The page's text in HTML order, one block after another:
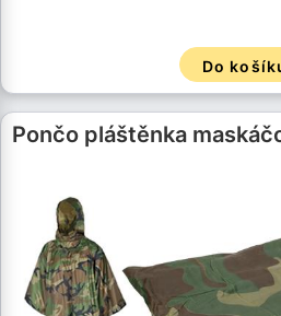
Do
Pončo pláštěnka